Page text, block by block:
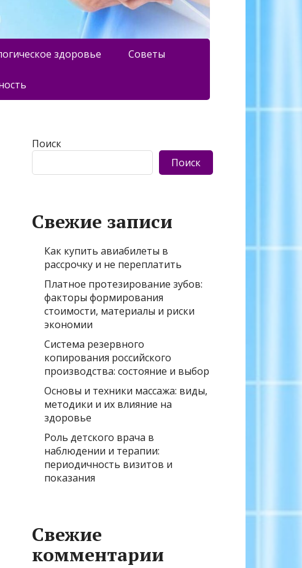
здоровье Советы
Поиск
Поиск
Свежие записи
Как купить авиабилеты в
рассрочку и не переплатить
Платное протезирование зубов:
факторы формирования
стоимости, материалы и риски
экономии
Система резервного
копирования российского
производства: состояние и выбор
Основы и техники массажа: виды,
методики и их влияние на
здоровье
Роль детского врача в
наблюдении и терапии:
периодичность визитов и
показания
Свежие
комментарии